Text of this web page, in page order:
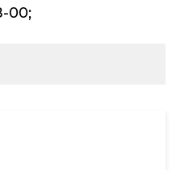
00;